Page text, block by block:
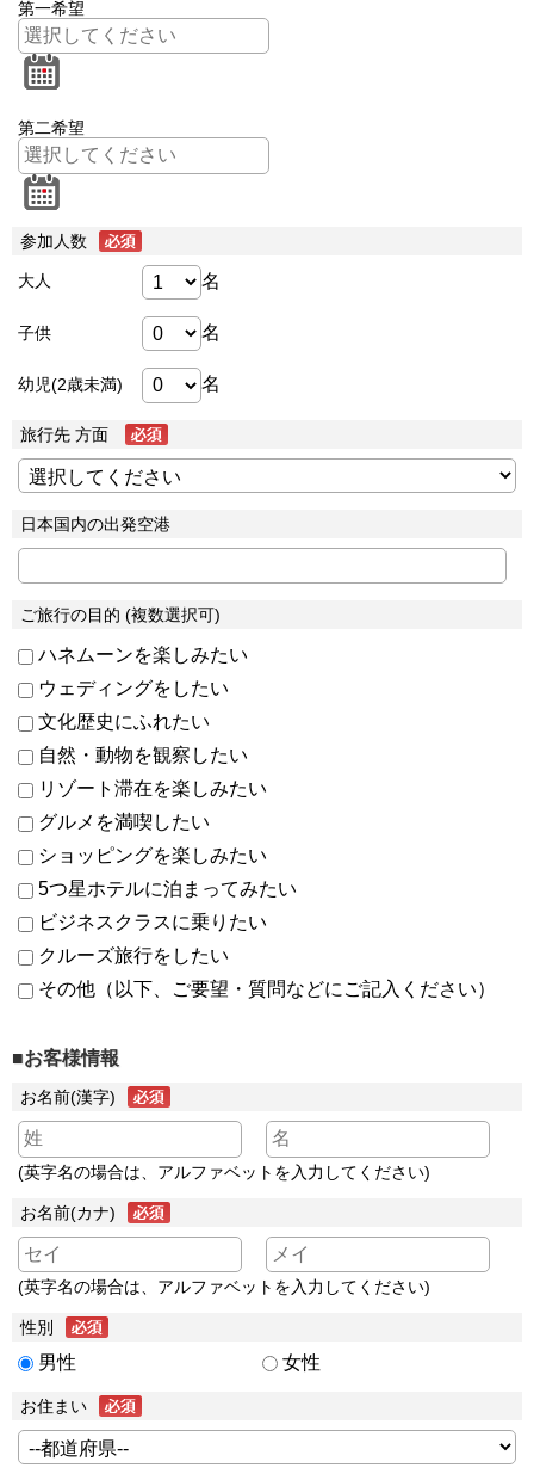
第一希望
第二希望
参加人数
大人 名
子供 名
幼児(2歳未満) 名
旅行先 方面
日本国内の出発空港
ご旅行の目的 (複数選択可)
ハネムーンを楽しみたい
ウェディングをしたい
文化歴史にふれたい
自然・動物を観察したい
リゾート滞在を楽しみたい
グルメを満喫したい
ショッピングを楽しみたい
5つ星ホテルに泊まってみたい
ビジネスクラスに乗りたい
クルーズ旅行をしたい
その他（以下、ご要望・質問などにご記入ください）
■お客様情報
お名前(漢字)
(英字名の場合は、アルファベットを入力してください)
お名前(カナ)
(英字名の場合は、アルファベットを入力してください)
性別
男性 女性
お住まい